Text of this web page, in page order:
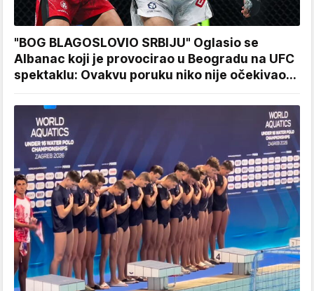
"BOG BLAGOSLOVIO SRBIJU" Oglasio se
Albanac koji je provocirao u Beogradu na UFC
spektaklu: Ovakvu poruku niko nije očekivao...